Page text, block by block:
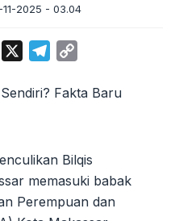
11-2025 - 03.04
WhatsApp Telegram
Bilqis
memasuki babak
Perempuan dan